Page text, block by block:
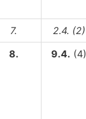
7.
2.4. (2)
8.
9.4. (4)